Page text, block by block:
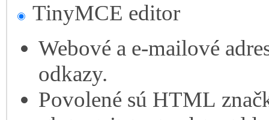
TinyMCE editor
Webové a e-mailové
odkazy.
Povolené sú HTML